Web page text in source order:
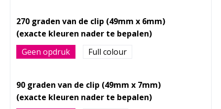
270 graden van de clip (49mm x 6mm)
Geen opdruk Full colour
90 graden van de clip (49mm x 7mm)